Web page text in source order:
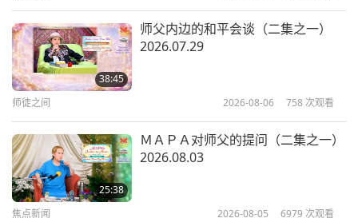
去表达那些感受。（是，无法表达。）现在你开悟
了。你是这么说的吗？开悟了。（我不晓得，是昨
天…）昨天，前天，你开悟了，所有情感都释放出来
了。你很平静，你很…没有任何忧虑。所以这些情感
都得以释放，一切都解脱了，然后你就没有…压力。
（压力，是的。但我会感到害怕，尤其是因为我不晓
得我所看到的是否是个善良的光亮众生。）不，不，
不。我们不是相信。而是亲眼所见。（对。）清清楚
一路欢笑到天国（八集之一）
希瓦神112种专注之法二（四集之
38:45
师父内边的和平会谈（二集之一）
2026.07.29
师徒之间 2026-08-06 758 次观看
25:38
ＭＡＰＡ对师父的提问（二集之一）
2026.08.03
焦点新闻 2026-08-05 6979 次观看